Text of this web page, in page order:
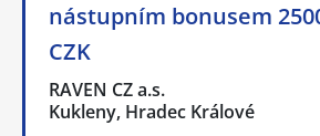
nástupním bonusem
CZK
RAVEN CZ a.s.
Kukleny, Hradec Králové